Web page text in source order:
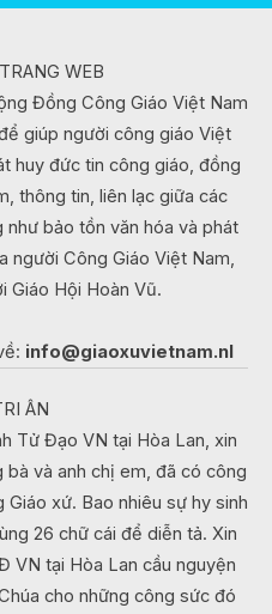
WEB
Đồng Công Giáo Việt Nam
giúp người công giáo Việt
huy đức tin công giáo, đồng
thông tin, liên lạc giữa các
bảo tồn văn hóa và phát
người Công Giáo Việt Nam,
Giáo Hội Hoàn Vũ.
info@giaoxuvietnam.nl
ÂN
Tử Đạo VN tại Hòa Lan, xin
và anh chị em, đã có công
xứ. Bao nhiêu sự hy sinh
26 chữ cái để diễn tả. Xin
VN tại Hòa Lan cầu nguyện
cho những công sức đó